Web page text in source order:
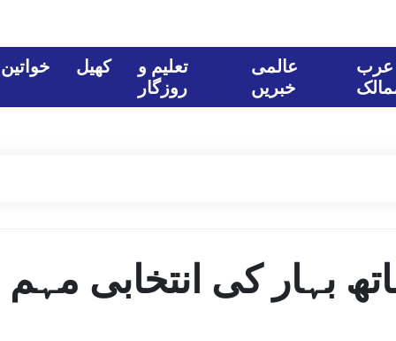
عرب
عالمی
خبریں
تعلیم و
روزگار
کھیل خواتین
بہار کی انتخابی مہم